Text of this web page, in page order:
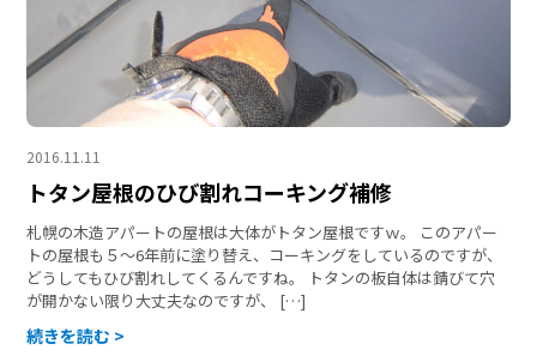
2016.11.11
トタン屋根のひび割れコーキング補修
札幌の木造アパートの屋根は大体がトタン屋根ですｗ。 このアパー
トの屋根も５～6年前に塗り替え、コーキングをしているのですが、
どうしてもひび割れしてくるんですね。 トタンの板自体は錆びて穴
が開かない限り大丈夫なのですが、 […]
続きを読む >